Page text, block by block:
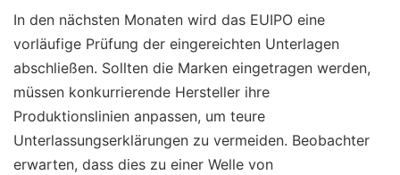
In den nächsten Monaten wird das EUIPO eine
vorläufige Prüfung der eingereichten Unterlagen
abschließen. Sollten die Marken eingetragen werden,
müssen konkurrierende Hersteller ihre
Produktionslinien anpassen, um teure
Unterlassungserklärungen zu vermeiden. Beobachter
erwarten, dass dies zu einer Welle von